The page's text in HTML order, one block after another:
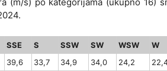
SSE S SSW SW WSW W
39,6 33,7 34,9 34,0 24,2